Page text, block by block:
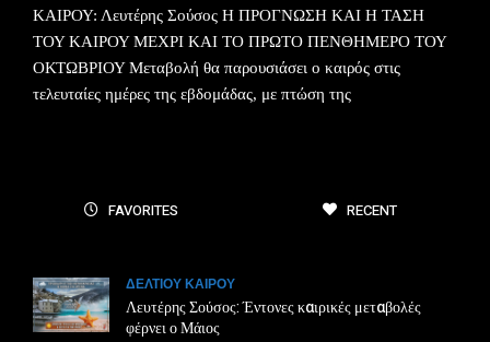
ΚΑΙΡΟΥ: Λευτέρης Σούσος Η ΠΡΟΓΝΩΣΗ ΚΑΙ Η ΤΑΣΗ
ΤΟΥ ΚΑΙΡΟΥ ΜΕΧΡΙ ΚΑΙ ΤΟ ΠΡΩΤΟ ΠΕΝΘΗΜΕΡΟ ΤΟΥ
ΟΚΤΩΒΡΙΟΥ Μεταβολή θα παρουσιάσει ο καιρός στις
τελευταίες ημέρες της εβδομάδας, με πτώση της
FAVORITES RECENT
ΔΕΛΤΙΟΥ ΚΑΙΡΟΥ
Λευτέρης Σούσος: Έντονες καιρικές μεταβολές
φέρνει ο Μάιος